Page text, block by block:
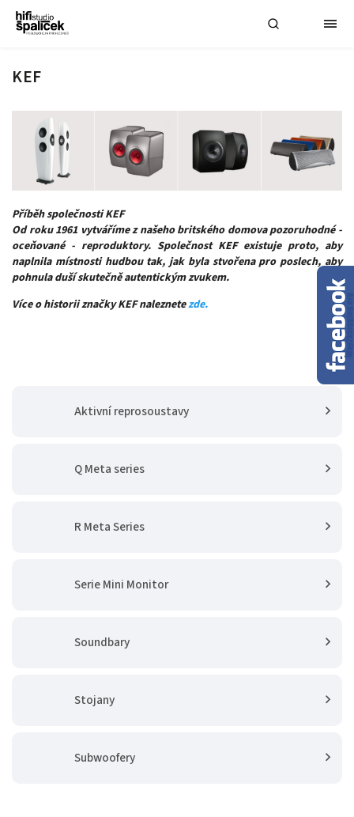
KEF
Příběh společnosti KEF
Od roku 1961 vytváříme z našeho britského domova pozoruhodné -
oceňované - reproduktory. Společnost KEF existuje proto, aby
naplnila místnosti hudbou tak, jak byla stvořena pro poslech, aby
pohnula duší skutečně autentickým zvukem.
Více o historii značky KEF naleznetezde.
Aktivní reprosoustavy
Q Meta series
R Meta Series
Serie Mini Monitor
Soundbary
Stojany
Subwoofery